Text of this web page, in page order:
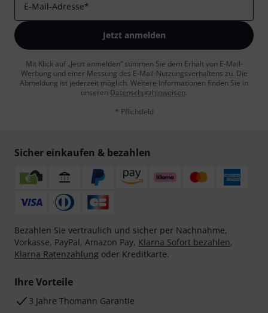
E-Mail-Adresse*
Jetzt anmelden
Mit Klick auf „Jetzt anmelden“ stimmen Sie dem Erhalt von E-Mail-
Werbung und einer Messung des E-Mail-Nutzungsverhaltens zu. Die
Abmeldung ist jederzeit möglich. Weitere Informationen finden Sie in
unseren Datenschutzhinweisen.
* Pflichtfeld
Sicher einkaufen & bezahlen
Bezahlen Sie vertraulich und sicher per Nachnahme,
Vorkasse, PayPal, Amazon Pay, Klarna Sofort bezahlen,
Klarna Ratenzahlung oder Kreditkarte.
Ihre Vorteile
3 Jahre Thomann Garantie